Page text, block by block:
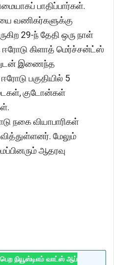
பாதிப்பார்கள்.
வணிகர்களுக்கு
29-ந் தேதி ஒரு நாள்
கிளாத் மெர்ச்சன்ட்ஸ்
இணைந்த
பகுதியில் 5
குடோன்கள்
நகை வியாபாரிகள்
மேலும்
ஆதரவு
நியூஸ்டிஎம் வாட்ஸ் ஆப்